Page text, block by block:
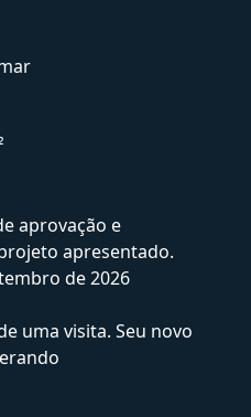
aprovação e
apresentado.
de 2026
uma visita. Seu novo